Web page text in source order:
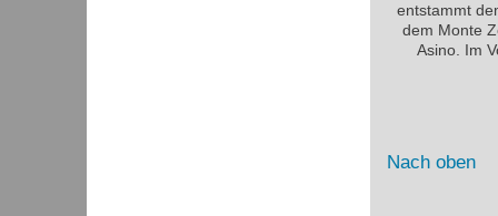
entstammt
dem Monte
Asino. Im
Nach oben